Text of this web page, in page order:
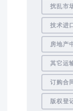
扰乱市
技术进
房地产
其它运
订购合
版权登